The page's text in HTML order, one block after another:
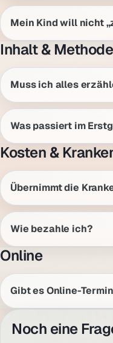
Mein Kind will nicht
Inhalt & Methode
Muss ich alles
Was passiert im
Kosten &
Übernimmt die
Wie bezahle ich?
Online
Gibt es Online-
Noch eine